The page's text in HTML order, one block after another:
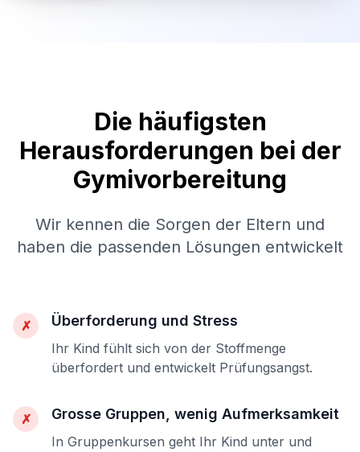
Die häufigsten
Herausforderungen bei der
Gymivorbereitung
Wir kennen die Sorgen der Eltern und
haben die passenden Lösungen entwickelt
✗ Überforderung und Stress
Ihr Kind fühlt sich von der Stoffmenge
überfordert und entwickelt Prüfungsangst.
✗ Grosse Gruppen, wenig Aufmerksamkeit
In Gruppenkursen geht Ihr Kind unter und